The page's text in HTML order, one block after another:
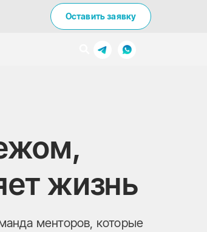
Оставить заявку
жизнь
менторов, которые